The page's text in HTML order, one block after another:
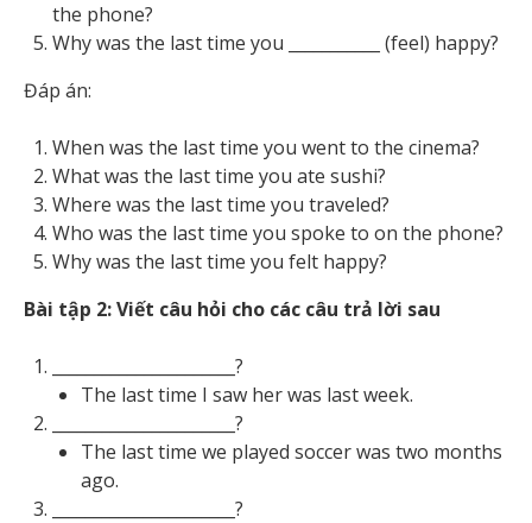
the phone?
Why was the last time you ___________ (feel) happy?
Đáp án:
When was the last time you went to the cinema?
What was the last time you ate sushi?
Where was the last time you traveled?
Who was the last time you spoke to on the phone?
Why was the last time you felt happy?
Bài tập 2: Viết câu hỏi cho các câu trả lời sau
______________________?
The last time I saw her was last week.
______________________?
The last time we played soccer was two months
ago.
______________________?